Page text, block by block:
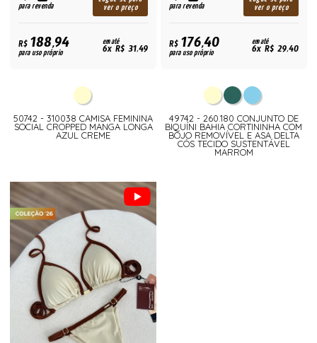
para revenda
ver o preço
R$188,94
para uso próprio
em até
6x R$ 31,49
50742 - 310038 CAMISA FEMININA
SOCIAL CROPPED MANGA LONGA
AZUL CREME
para revenda
ver o preço
R$176,40
para uso próprio
em até
6x R$ 29,40
49742 - 260.180 CONJUNTO DE
BIQUÍNI BAHIA CORTININHA COM
BOJO REMOVÍVEL E ASA DELTA
CÓS TECIDO SUSTENTÁVEL
MARROM